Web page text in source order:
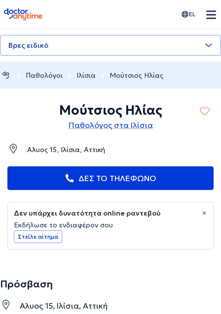
doctoranytime EL
Βρες ειδικό
Παθολόγοι Ιλίσια Μούτσιος Ηλίας
Μούτσιος Ηλίας
Παθολόγος στα Ιλίσια
Αλυος 15, Ιλίσια, Αττική
ΔΕΣ ΤΟ ΤΗΛΕΦΩΝΟ
Δεν υπάρχει δυνατότητα online ραντεβού
Εκδήλωσε το ενδιαφέρον σου
Στείλε αίτημα
Πρόσβαση
Αλυος 15, Ιλίσια, Αττική